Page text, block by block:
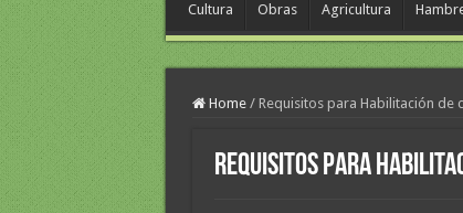
Cultura Obras Agricultura
Home / Requisitos para Habilitación de
Requisitos para